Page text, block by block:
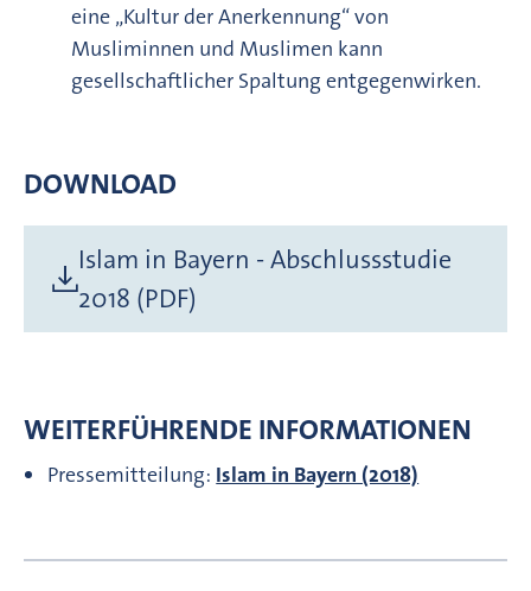
eine „Kultur der Anerkennung“ von
Musliminnen und Muslimen kann
gesellschaftlicher Spaltung entgegenwirken.
DOWNLOAD
Islam in Bayern - Abschlussstudie
2018 (PDF)
WEITERFÜHRENDE INFORMATIONEN
Pressemitteilung: Islam in Bayern (2018)